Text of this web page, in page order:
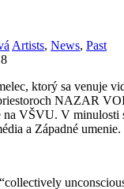
Artists, News, Past
ktorý sa venuje
NAZAR
na VŠVU. V
a Západné umenie.